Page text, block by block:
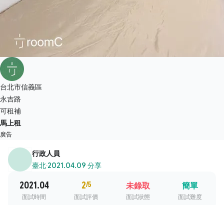
台北市信義區
永吉路
可租補
馬上租
廣告
行政人員
臺北·2021.04.09 分享
2021.04
面試時間
2/5
面試評價
未錄取
面試狀態
簡單
面試難度